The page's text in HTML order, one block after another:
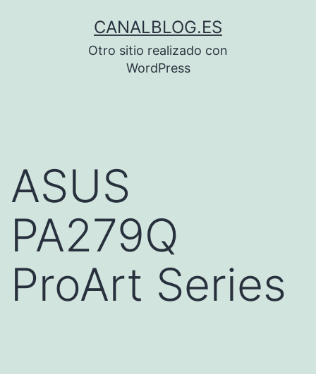
CANALBLOG.ES
Otro sitio realizado con
WordPress
ASUS
PA279Q
ProArt Series